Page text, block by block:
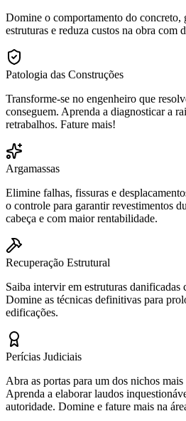
Domine o comportamento do concreto,
estruturas e reduza custos na obra com
Patologia das Construções
Transforme-se no engenheiro que
conseguem. Aprenda a diagnosticar a
retrabalhos. Fature mais!
Argamassas
Elimine falhas, fissuras e
o controle para garantir revestimentos
cabeça e com maior rentabilidade.
Recuperação Estrutural
Saiba intervir em estruturas danificadas
Domine as técnicas definitivas para
edificações.
Perícias Judiciais
Abra as portas para um dos nichos
Aprenda a elaborar laudos
autoridade. Domine e fature mais na